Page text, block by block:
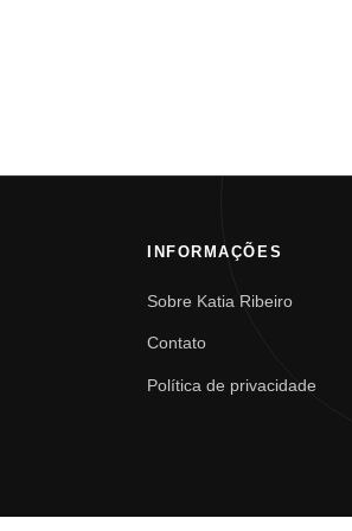
INFORMAÇÕES
Sobre Katia Ribeiro
Contato
Política de privacidade